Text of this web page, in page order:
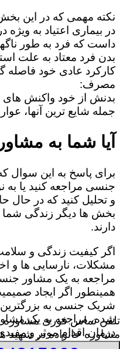
نکته مهمی که در این
در بیماری اعتیاد به ویژه
داست که فرد به طور
بدن فرد معتاد به علت
کارکرد عادی خود فاصله
مصرف:
بدنش از خود واکنش های
جمله شایع ترین آنها،
آیا شما به
برای پاسخ به این سوال
جنسی مراجعه کنید یا به
و تحلیل کنید که در حال
بخش ها دیگر زندگی شما
دارند.
اگر کیفیت زندگی و
مشکلات، نارسایی ها و
مراجعه به یک مشاور
همینطور اگر ایجاد
شریک جنسی به
شده، مراجعه به یک
درمان اقدام موثر و
تلفن تماس فوریمشاوره
مشاوره خانواده در شهید